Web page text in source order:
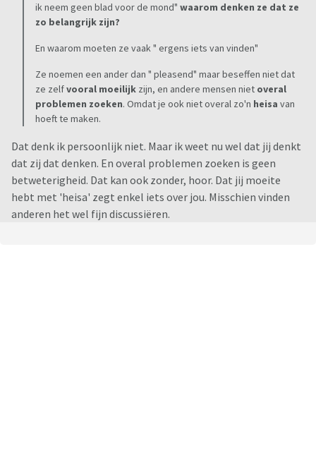
ik neem geen blad voor de mond" waarom denken ze dat ze
zo belangrijk zijn?
En waarom moeten ze vaak " ergens iets van vinden"
Ze noemen een ander dan " pleasend" maar beseffen niet dat
ze zelfvooral moeilijk zijn, en andere mensen niet overal
problemen zoeken. Omdat je ook niet overal zo'n heisa van
hoeft te maken.
Dat denk ik persoonlijk niet. Maar ik weet nu wel dat jij denkt
dat zij dat denken. En overal problemen zoeken is geen
betweterigheid. Dat kan ook zonder, hoor. Dat jij moeite
hebt met 'heisa' zegt enkel iets over jou. Misschien vinden
anderen het wel fijn discussiëren.